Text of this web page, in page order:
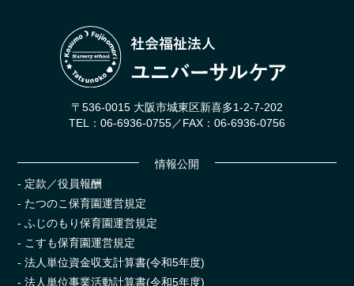
〒536-0015 大阪市城東区新喜多1-2-7-202
TEL：06-6936-0755／FAX：06-6936-0756
情報公開
- 定款 ／役員報酬
- たつのこ保育園運営規定
- ふじのもり保育園運営規定
- こすも保育園運営規定
- 法人単位資金収支計算書(令和5年度)
- 法人単位事業活動計算書(令和5年度)